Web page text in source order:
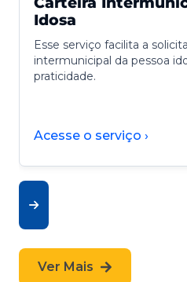
Idosa
Esse serviço facilita a
intermunicipal da pessoa
praticidade.
Acesse o serviço ›
Ver Mais